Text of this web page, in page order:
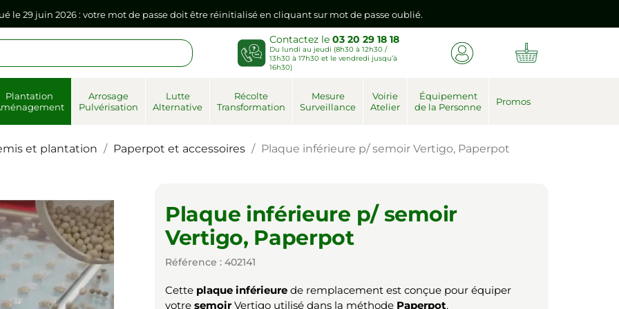
le 29 juin 2026 : votre mot de passe doit être réinitialisé en cliquant sur mot de passe oublié.
dans votre navigateur internet, il doit être réenregistré à la première connexion vers votre nouvel espace client.
le 29 juin 2026 : votre mot de passe doit être réinitialisé en cliquant sur mot de passe oublié.
Contactez le03 20 29 18 18
Du lundi au jeudi (8h30 à 12h30 /
13h30 à 17h30 et le vendredi jusqu’à
16h30)
Plantation
Arrosage
Pulvérisation
Lutte
Alternative
Récolte
Transformation
Mesure
Surveillance
Voirie
Atelier
Équipement
de la Personne
Promos
et plantation Paperpot et accessoires Plaque inférieure p/ semoir Vertigo, Paperpot
Plaque inférieure p/ semoir
Vertigo, Paperpot
Référence : 402141
Cette plaque inférieure de remplacement est conçue pour équiper
votre semoirVertigo utilisé dans la méthode Paperpot.